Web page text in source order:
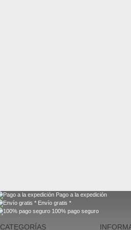
Pago a la expedición
Envío gratis *
100% pago seguro
CATEGORÍAS